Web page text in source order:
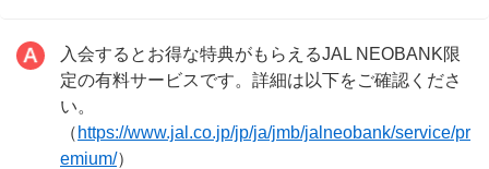
入会するとお得な特典がもらえるJAL NEOBANK限
定の有料サービスです。詳細は以下をご確認くださ
い。
（ https://www.jal.co.jp/jp/ja/jmb/jalneobank/service/pr
emium/）